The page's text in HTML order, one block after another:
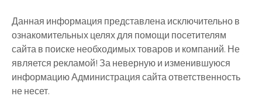
Данная информация представлена исключительно в
ознакомительных целях для помощи посетителям
сайта в поиске необходимых товаров и компаний. Не
является рекламой! За неверную и изменившуюся
информацию Администрация сайта ответственность
не несет.